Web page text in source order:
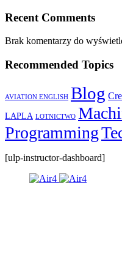
Recent Comments
Brak komentarzy do
Recommended Topics
AVIATION ENGLISH Blog
LAPLA LOTNICTWO
Programming
[ulp-instructor-dashboard]